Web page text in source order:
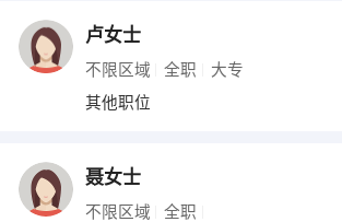
卢女士
不限区域 全职 大专
其他职位
聂女士
不限区域 全职